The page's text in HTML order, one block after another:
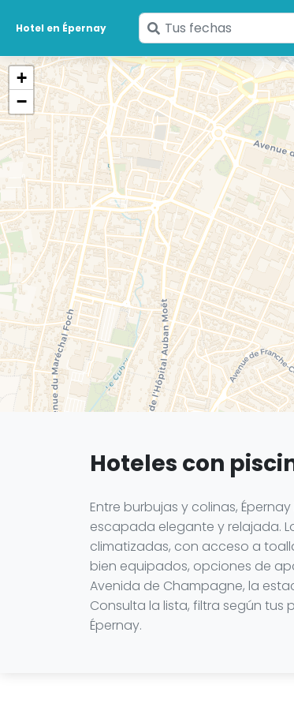
Hotel en Épernay
Ingresa
tus
fechas
+
−
Hoteles con
Entre burbujas y colinas,
escapada elegante y relajada.
climatizadas, con acceso a
bien equipados, opciones de
Avenida de Champagne, la
Consulta la lista, filtra según
Épernay.